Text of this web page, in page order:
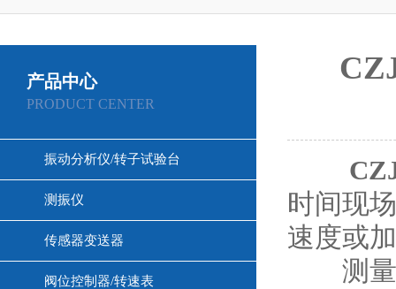
产品中心
PRODUCT CENTER
振动分析仪/转子试验台
测振仪
传感器变送器
阀位控制器/转速表
时间现
速度或
测量